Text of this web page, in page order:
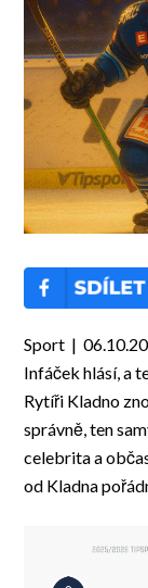
Sport |
Infáček hlásí, a
Rytíři Kladno
správně, ten
celebrita a
od Kladna